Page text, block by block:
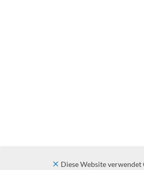
Diese Website verwendet